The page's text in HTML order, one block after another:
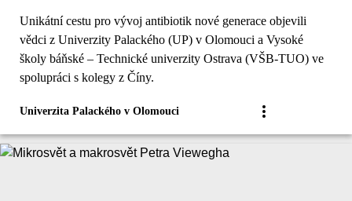
Unikátní cestu pro vývoj antibiotik nové generace objevili
vědci z Univerzity Palackého (UP) v Olomouci a Vysoké
školy báňské – Technické univerzity Ostrava (VŠB-TUO) ve
spolupráci s kolegy z Číny.
Univerzita Palackého v Olomouci